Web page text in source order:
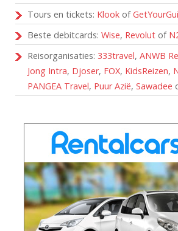
Tours en tickets: Klook of
Beste debitcards: Wise, Revolut of
Reisorganisaties: 333travel, ANWB
Jong Intra, Djoser, FOX, KidsReizen,
PANGEA Travel, Puur Azië, Sawadee